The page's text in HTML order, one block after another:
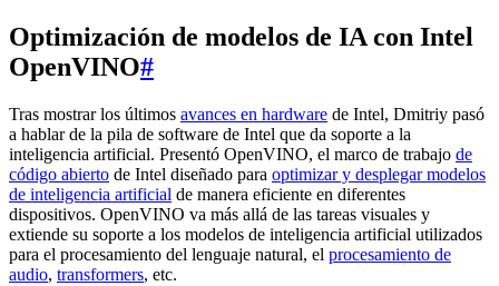
Optimización de modelos de IA con Intel
OpenVINO#
Tras mostrar los últimos avances en hardware de Intel, Dmitriy pasó
a hablar de la pila de software de Intel que da soporte a la
inteligencia artificial. Presentó OpenVINO, el marco de trabajo de
código abierto de Intel diseñado para optimizar y desplegar modelos
de inteligencia artificial de manera eficiente en diferentes
dispositivos. OpenVINO va más allá de las tareas visuales y
extiende su soporte a los modelos de inteligencia artificial utilizados
para el procesamiento del lenguaje natural, el procesamiento de
audio, transformers, etc.